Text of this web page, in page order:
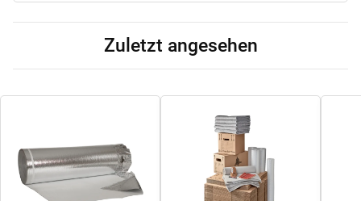
Zuletzt angesehen